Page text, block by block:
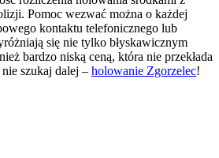
Pomoc wezwać można o każdej
kontaktu telefonicznego lub
się nie tylko błyskawicznym
bardzo niską ceną, która nie przekłada
szukaj dalej – holowanie Zgorzelec!